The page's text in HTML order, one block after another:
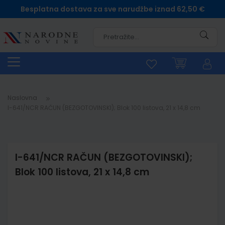
Besplatna dostava za sve narudžbe iznad 62,50 €
Naslovna
I-641/NCR RAČUN (BEZGOTOVINSKI);
Blok 100 listova, 21 x 14,8 cm